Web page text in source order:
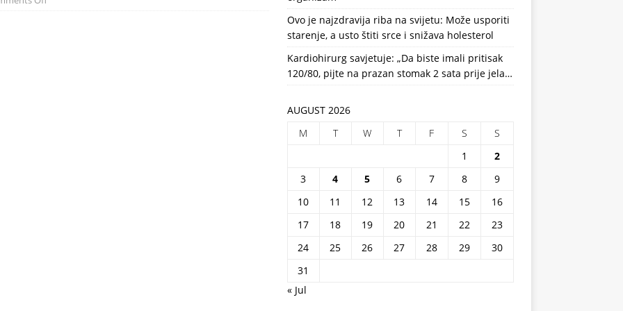
Ovo je najzdravija riba na svijetu: Može usporiti
starenje, a usto štiti srce i snižava holesterol
Kardiohirurg savjetuje: „Da biste imali pritisak
120/80, pijte na prazan stomak 2 sata prije jela…
AUGUST 2026
M
T W T F S
S
1
2
3
4 5 6 7 8
9
10
11 12 13 14 15
16
17
18 19 20 21 22
23
24
25 26 27 28 29
30
31
« Jul